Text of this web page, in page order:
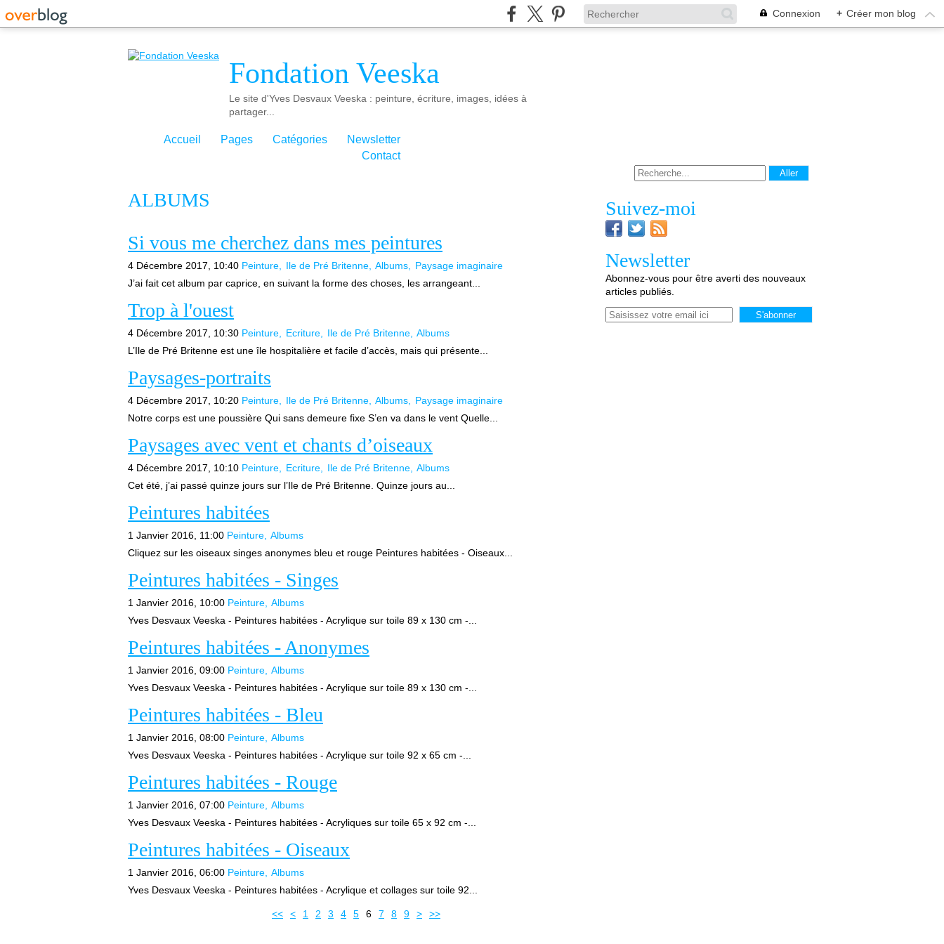
Connexion + Créer mon blog
Fondation Veeska
Le site d'Yves Desvaux Veeska : peinture, écriture, images, idées à
partager...
Accueil Pages Catégories
Newsletter
Contact
ALBUMS
Si vous me cherchez dans mes peintures
4 Décembre 2017, 10:40 Peinture Ile de Pré Britenne Albums
Paysage imaginaire
J’ai fait cet album par caprice, en suivant la forme des choses, les arrangeant...
Trop à l'ouest
4 Décembre 2017, 10:30 Peinture Ecriture Ile de Pré Britenne Albums
L’Ile de Pré Britenne est une île hospitalière et facile d’accès, mais qui présente...
Paysages-portraits
4 Décembre 2017, 10:20 Peinture Ile de Pré Britenne Albums
Paysage imaginaire
Notre corps est une poussière Qui sans demeure fixe S’en va dans le vent Quelle...
Paysages avec vent et chants d’oiseaux
4 Décembre 2017, 10:10 Peinture Ecriture Ile de Pré Britenne Albums
Cet été, j’ai passé quinze jours sur l’Ile de Pré Britenne. Quinze jours au...
Peintures habitées
1 Janvier 2016, 11:00 Peinture Albums
Cliquez sur les oiseaux singes anonymes bleu et rouge Peintures habitées - Oiseaux...
Peintures habitées - Singes
1 Janvier 2016, 10:00 Peinture Albums
Yves Desvaux Veeska - Peintures habitées - Acrylique sur toile 89 x 130 cm -...
Peintures habitées - Anonymes
1 Janvier 2016, 09:00 Peinture Albums
Yves Desvaux Veeska - Peintures habitées - Acrylique sur toile 89 x 130 cm -...
Peintures habitées - Bleu
1 Janvier 2016, 08:00 Peinture Albums
Yves Desvaux Veeska - Peintures habitées - Acrylique sur toile 92 x 65 cm -...
Peintures habitées - Rouge
1 Janvier 2016, 07:00 Peinture Albums
Yves Desvaux Veeska - Peintures habitées - Acryliques sur toile 65 x 92 cm -...
Peintures habitées - Oiseaux
1 Janvier 2016, 06:00 Peinture Albums
Yves Desvaux Veeska - Peintures habitées - Acrylique et collages sur toile 92...
<< < 1 2 3 4 5 6 7 8 9 > >>
Suivez-moi
Newsletter
Abonnez-vous pour être averti des nouveaux
articles publiés.
Email